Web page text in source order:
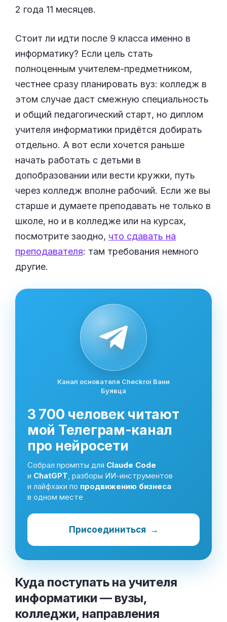
2 года 11 месяцев.
Стоит ли идти после 9 класса именно в
информатику? Если цель стать
полноценным учителем-предметником,
честнее сразу планировать вуз: колледж в
этом случае даст смежную специальность
и общий педагогический старт, но диплом
учителя информатики придётся добирать
отдельно. А вот если хочется раньше
начать работать с детьми в
допобразовании или вести кружки, путь
через колледж вполне рабочий. Если же вы
старше и думаете преподавать не только в
школе, но и в колледже или на курсах,
посмотрите заодно, что сдавать на
преподавателя: там требования немного
другие.
Канал основателя Checkroi Вани
Буявца
3 700 человек читают
мой Телеграм-канал
про нейросети
Собрал промпты для Claude Code
и ChatGPT, разборы ИИ-инструментов
и лайфхаки по продвижению бизнеса
в одном месте
Присоединиться →
Куда поступать на учителя
информатики — вузы,
колледжи, направления